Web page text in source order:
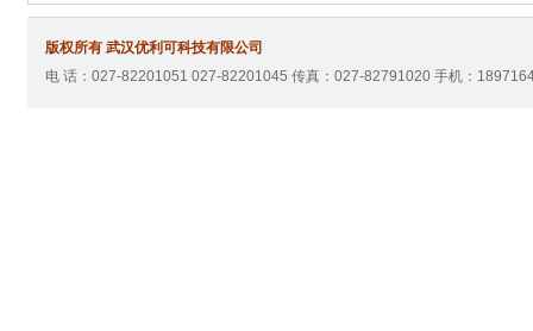
版权所有 武汉优利可科技有限公司
电 话：027-82201051 027-82201045 传真：027-82791020 手机：